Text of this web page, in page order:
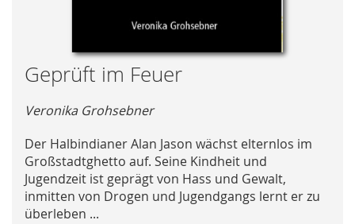
Skip
to
the
beginning
of
the
images
gallery
Geprüft im Feuer
Veronika Grohsebner
Der Halbindianer Alan Jason wächst elternlos im
Großstadtghetto auf. Seine Kindheit und
Jugendzeit ist geprägt von Hass und Gewalt,
inmitten von Drogen und Jugendgangs lernt er zu
überleben ...